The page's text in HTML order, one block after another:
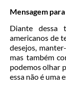
Mensagem
Diante dessa
americanos de
desejos,
mas também
podemos olhar
essa não é uma